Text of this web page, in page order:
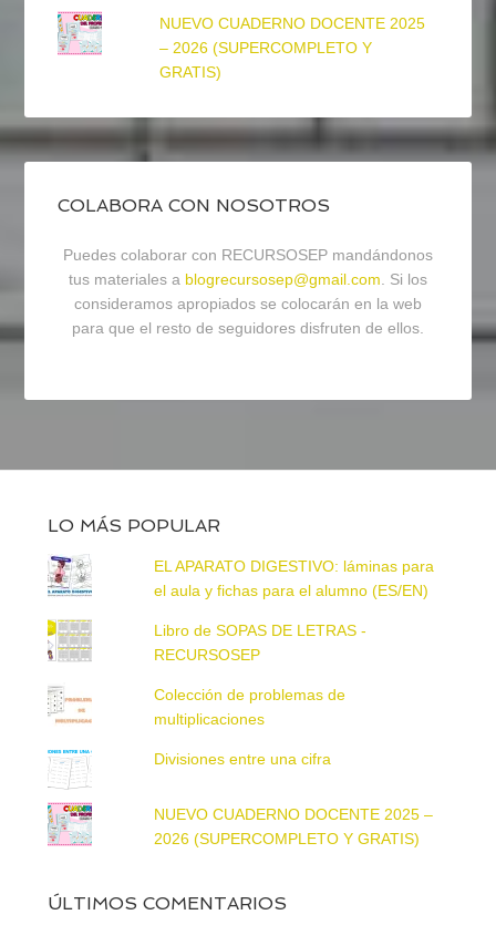
NUEVO CUADERNO DOCENTE 2025
– 2026 (SUPERCOMPLETO Y
GRATIS)
COLABORA CON NOSOTROS
Puedes colaborar con RECURSOSEP mandándonos
tus materiales a blogrecursosep@gmail.com. Si los
consideramos apropiados se colocarán en la web
para que el resto de seguidores disfruten de ellos.
LO MÁS POPULAR
EL APARATO DIGESTIVO: láminas para
el aula y fichas para el alumno (ES/EN)
Libro de SOPAS DE LETRAS -
RECURSOSEP
Colección de problemas de
multiplicaciones
Divisiones entre una cifra
NUEVO CUADERNO DOCENTE 2025 –
2026 (SUPERCOMPLETO Y GRATIS)
ÚLTIMOS COMENTARIOS